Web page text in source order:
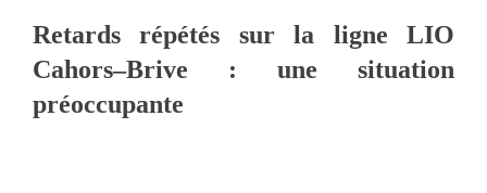
Retards répétés sur la ligne LIO
Cahors–Brive : une situation
préoccupante